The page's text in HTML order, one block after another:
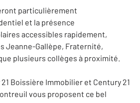
particulièrement
et la présence
accessibles rapidement,
Jeanne-Gallèpe, Fraternité,
plusieurs collèges à proximité.
Boissière Immobilier et Century 21
vous proposent ce bel